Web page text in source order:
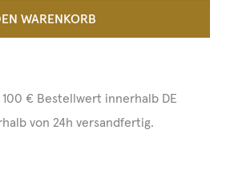
gewünschten Wert
WARENKORB
€ Bestellwert innerhalb DE
von 24h versandfertig.